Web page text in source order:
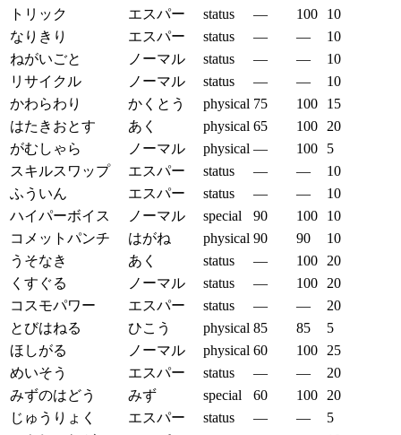
トリック
エスパー status — 100
10
なりきり
エスパー status — —
10
ねがいごと
ノーマル status — —
10
リサイクル
ノーマル status — —
10
かわらわり
かくとう physical 75 100
15
はたきおとす
あく physical 65 100
20
がむしゃら
ノーマル physical — 100
5
スキルスワップ
エスパー status — —
10
ふういん
エスパー status — —
10
ハイパーボイス
ノーマル special 90 100
10
コメットパンチ
はがね physical 90 90
10
うそなき
あく status — 100
20
くすぐる
ノーマル status — 100
20
コスモパワー
エスパー status — —
20
とびはねる
ひこう physical 85 85
5
ほしがる
ノーマル physical 60 100
25
めいそう
エスパー status — —
20
みずのはどう
みず special 60 100
20
じゅうりょく
エスパー status — —
5